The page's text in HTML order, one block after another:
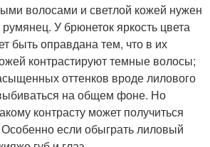
волосами и светлой кожей нужен
У брюнеток яркость цвета
быть оправдана тем, что в их
контрастируют темные волосы;
оттенков вроде лилового
на общем фоне. Но
контрасту может получиться
если обыграть лиловый